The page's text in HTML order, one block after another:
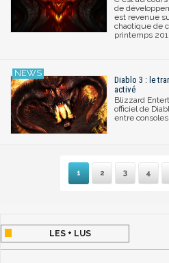
de
est revenue
chaotique de
printemps
Diablo 3 : le
activé
Blizzard
officiel de
entre
1 2 3 4
LES + LUS